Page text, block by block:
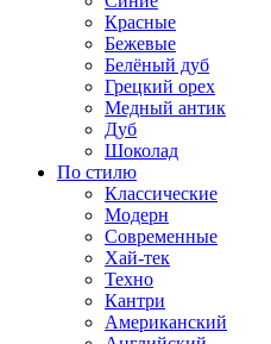
Красные
Бежевые
Белёный дуб
Грецкий орех
Медный антик
Дуб
Шоколад
По стилю
Классические
Модерн
Современные
Хай-тек
Техно
Кантри
Американский